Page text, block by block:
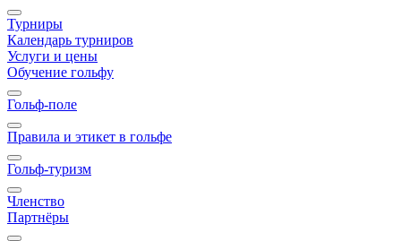
Турниры
Календарь турниров
Услуги и цены
Обучение гольфу
Гольф-поле
Правила и этикет в гольфе
Гольф-туризм
Членство
Партнёры